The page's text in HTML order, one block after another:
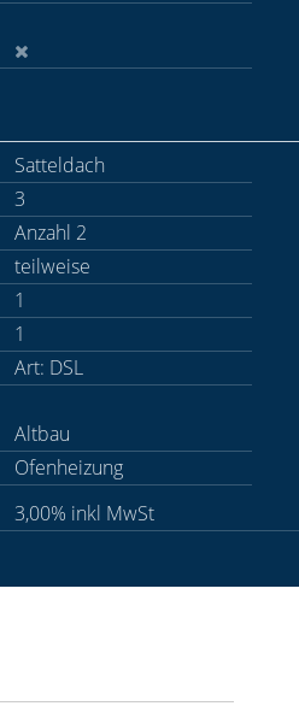
Satteldach
3
Anzahl 2
teilweise
1
1
Art: DSL
Altbau
Ofenheizung
3,00% inkl MwSt